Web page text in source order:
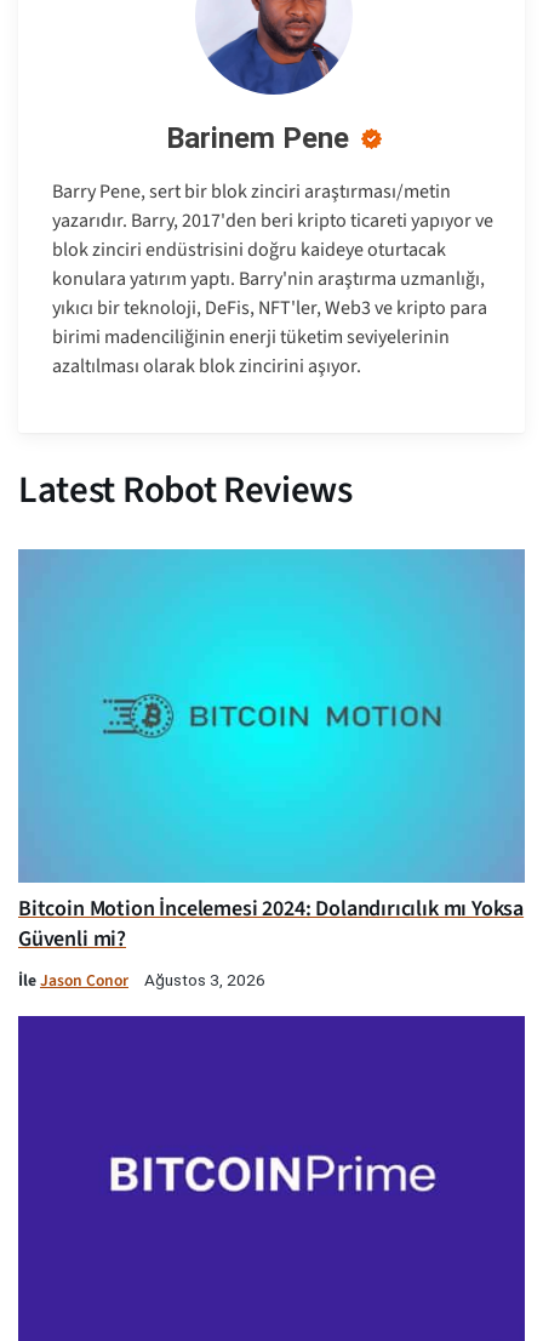
Barinem Pene
Barry Pene, sert bir blok zinciri araştırması/metin
yazarıdır. Barry, 2017'den beri kripto ticareti yapıyor ve
blok zinciri endüstrisini doğru kaideye oturtacak
konulara yatırım yaptı. Barry'nin araştırma uzmanlığı,
yıkıcı bir teknoloji, DeFis, NFT'ler, Web3 ve kripto para
birimi madenciliğinin enerji tüketim seviyelerinin
azaltılması olarak blok zincirini aşıyor.
Latest Robot Reviews
Bitcoin Motion İncelemesi 2024: Dolandırıcılık mı Yoksa
Güvenli mi?
İleJason Conor Ağustos 3, 2026